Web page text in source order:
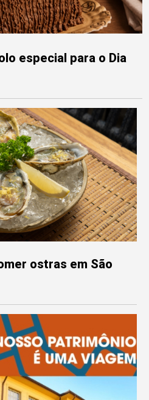
especial para o Dia
ostras em São